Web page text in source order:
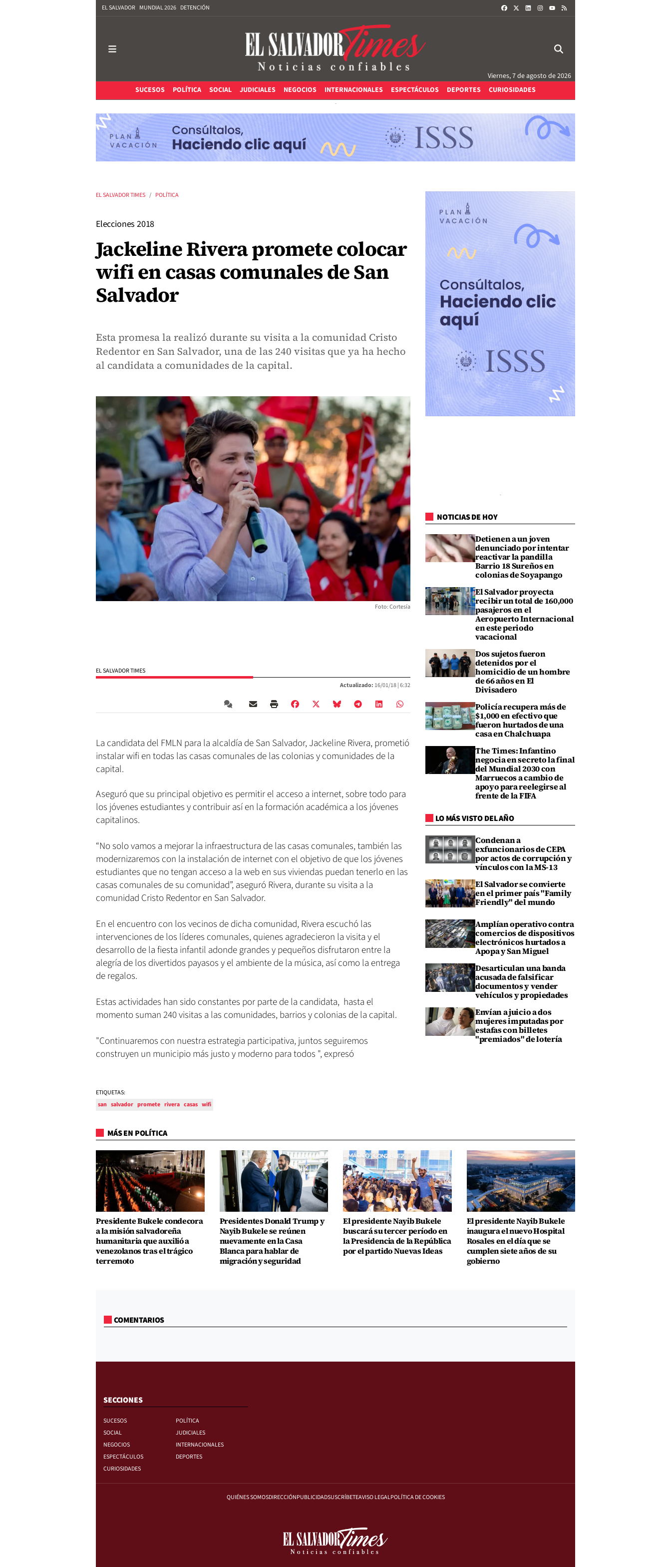
EL SALVADOR MUNDIAL 2026 DETENCIÓN FACEBOOKLINKEDININSTAGRAM
Viernes, 7 de agosto de 2026
SUCESOS
POLÍTICA SOCIAL JUDICIALES NEGOCIOS INTERNACIONALES ESPECTÁCULOS DEPORTES CURIOSIDADES
EL SALVADOR TIMES POLÍTICA
Elecciones 2018
Jackeline Rivera promete colocar
wifi en casas comunales de San
Salvador
Esta promesa la realizó durante su visita a la comunidad Cristo
Redentor en San Salvador, una de las 240 visitas que ya ha hecho
al candidata a comunidades de la capital.
Foto: Cortesía
EL SALVADOR TIMES
Actualizado: 16/01/18 | 6:32
La candidata del FMLN para la alcaldía de San Salvador, Jackeline Rivera, prometió
instalar wifi en todas las casas comunales de las colonias y comunidades de la
capital.
Aseguró que su principal objetivo es permitir el acceso a internet, sobre todo para
los jóvenes estudiantes y contribuir así en la formación académica a los jóvenes
capitalinos.
“No solo vamos a mejorar la infraestructura de las casas comunales, también las
modernizaremos con la instalación de internet con el objetivo de que los jóvenes
estudiantes que no tengan acceso a la web en sus viviendas puedan tenerlo en las
casas comunales de su comunidad”, aseguró Rivera, durante su visita a la
comunidad Cristo Redentor en San Salvador.
En el encuentro con los vecinos de dicha comunidad, Rivera escuchó las
intervenciones de los líderes comunales, quienes agradecieron la visita y el
desarrollo de la fiesta infantil adonde grandes y pequeños disfrutaron entre la
alegría de los divertidos payasos y el ambiente de la música, así como la entrega
de regalos.
Estas actividades han sido constantes por parte de la candidata, hasta el
momento suman 240 visitas a las comunidades, barrios y colonias de la capital.
"Continuaremos con nuestra estrategia participativa, juntos seguiremos
construyen un municipio más justo y moderno para todos ", expresó
ETIQUETAS:
san salvador promete rivera casas wifi
NOTICIAS DE HOY
Detienen a un joven
denunciado por intentar
reactivar la pandilla
Barrio 18 Sureños en
colonias de Soyapango
El Salvador proyecta
recibir un total de 160,000
pasajeros en el
Aeropuerto Internacional
en este periodo
vacacional
Dos sujetos fueron
detenidos por el
homicidio de un hombre
de 66 años en El
Divisadero
Policía recupera más de
$1,000 en efectivo que
fueron hurtados de una
casa en Chalchuapa
The Times: Infantino
negocia en secreto la final
del Mundial 2030 con
Marruecos a cambio de
apoyo para reelegirse al
frente de la FIFA
LO MÁS VISTO DEL AÑO
Condenan a
exfuncionarios de CEPA
por actos de corrupción y
vínculos con la MS-13
El Salvador se convierte
en el primer país "Family
Friendly" del mundo
Amplían operativo contra
comercios de dispositivos
electrónicos hurtados a
Apopa y San Miguel
Desarticulan una banda
acusada de falsificar
documentos y vender
vehículos y propiedades
Envían a juicio a dos
mujeres imputadas por
estafas con billetes
"premiados" de lotería
MÁS EN POLÍTICA
Presidente Bukele condecora
a la misión salvadoreña
humanitaria que auxilió a
venezolanos tras el trágico
terremoto
Presidentes Donald Trump y
Nayib Bukele se reúnen
nuevamente en la Casa
Blanca para hablar de
migración y seguridad
El presidente Nayib Bukele
buscará su tercer período en
la Presidencia de la República
por el partido Nuevas Ideas
El presidente Nayib Bukele
inaugura el nuevo Hospital
Rosales en el día que se
cumplen siete años de su
gobierno
COMENTARIOS
SECCIONES
SUCESOS
POLÍTICA
SOCIAL
JUDICIALES
NEGOCIOS
INTERNACIONALES
ESPECTÁCULOS
DEPORTES
CURIOSIDADES
QUIÉNES SOMOSDIRECCIÓNPUBLICIDADSUSCRÍBETEAVISO LEGALPOLÍTICA DE COOKIES